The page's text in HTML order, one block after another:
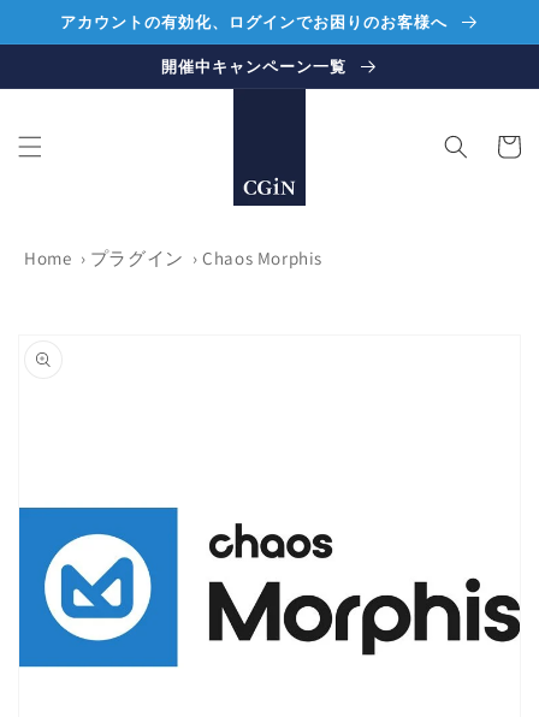
ンツに
進む
アカウントの有効化、ログインでお困りのお客様へ
開催中キャンペーン一覧
ー
Home › プラグイン › Chaos Morphis
報にス